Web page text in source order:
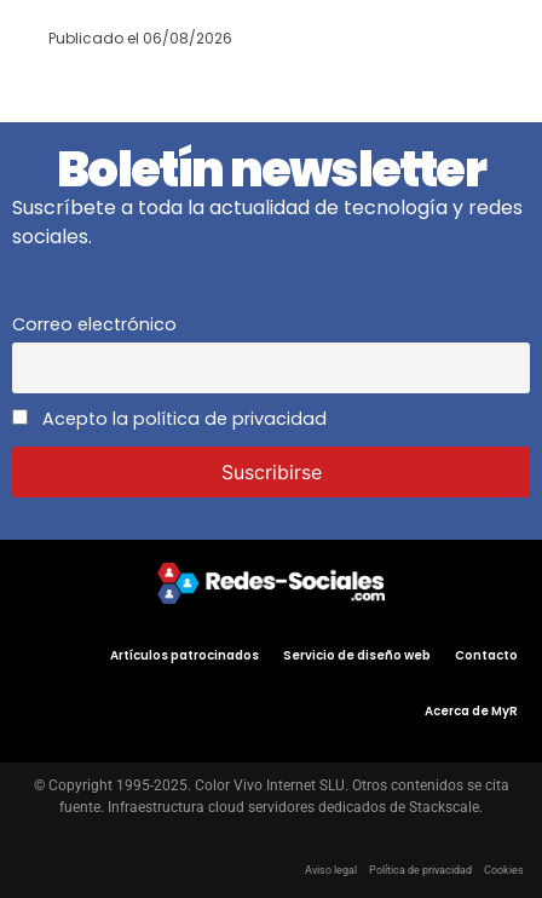
Publicado el 06/08/2026
Boletín newsletter
Suscríbete a toda la actualidad de tecnología y redes
sociales.
Correo electrónico
Acepto la política de privacidad
Artículos patrocinados Servicio de diseño web Contacto
Acerca de MyR
© Copyright 1995-2025. Color Vivo Internet SLU. Otros contenidos se cita
fuente. Infraestructura cloud servidores dedicados de Stackscale.
Aviso legal Política de privacidad Cookies